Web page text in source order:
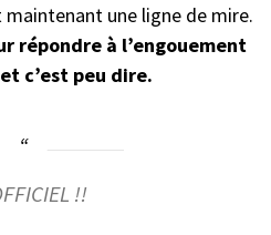
une ligne de mire.
répondre à l’engouement
c’est peu dire.
!!